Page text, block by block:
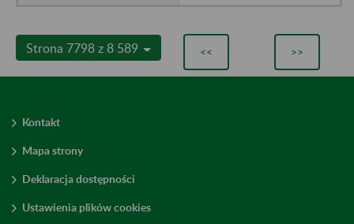
Strona 7798 z 8 589 << >>
Kontakt
Mapa strony
Deklaracja dostępności
Ustawienia plików cookies